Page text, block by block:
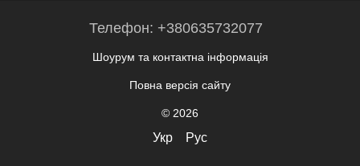
Телефон: +380635732077
Шоурум та контактна інформація
Повна версія сайту
© 2026
Укр Рус